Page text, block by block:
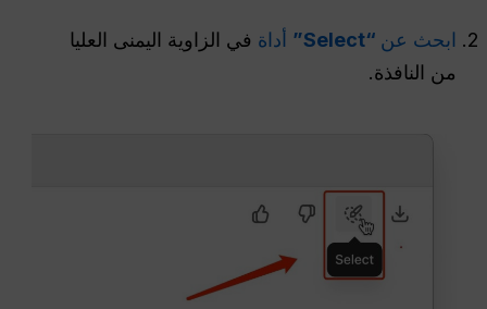
ابحث عن “Select” أداة في الزاوية اليمنى العليا
من النافذة.